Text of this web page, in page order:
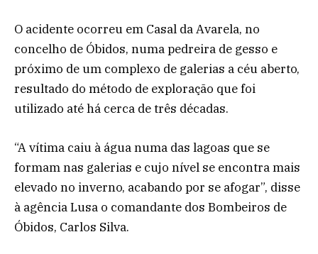
O acidente ocorreu em Casal da Avarela, no
concelho de Óbidos, numa pedreira de gesso e
próximo de um complexo de galerias a céu aberto,
resultado do método de exploração que foi
utilizado até há cerca de três décadas.
“A vítima caiu à água numa das lagoas que se
formam nas galerias e cujo nível se encontra mais
elevado no inverno, acabando por se afogar”, disse
à agência Lusa o comandante dos Bombeiros de
Óbidos, Carlos Silva.